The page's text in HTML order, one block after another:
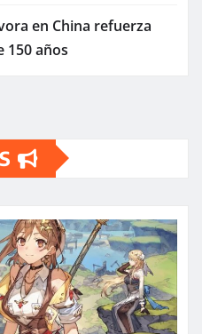
en China refuerza
150 años